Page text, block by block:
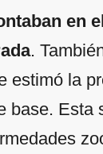
en
.
estimó la
base.